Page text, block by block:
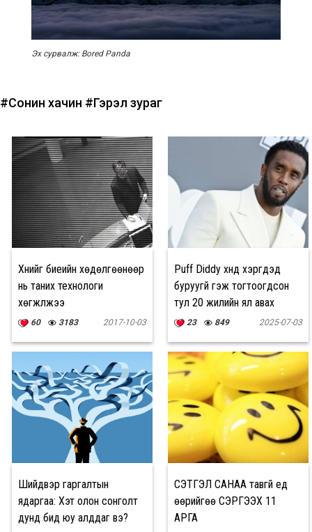
Эх сурвалж: Bored Panda
#Сонин хачин #Гэрэл зураг
Хүнийг биеийн хөдөлгөөнөөр
нь таних технологи
хөгжүүлжээ
60 3183 2017-10-03
Puff Diddy хүнд хэргүүдэд
буруугүй гэж тогтоогдсон
тул 20 жилийн ял авах
магадлалтай байна
23 849 2025-07-03
Шийдвэр гаргалтын
ядаргаа: Хэт олон сонголт
дунд бид юу алддаг вэ?
СЭТГЭЛ САНАА тавгүй үед
өөрийгөө СЭРГЭЭХ 11
АРГА